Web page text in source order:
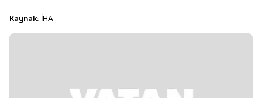
Kaynak: İHA